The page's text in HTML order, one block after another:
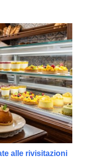
alle rivisitazioni